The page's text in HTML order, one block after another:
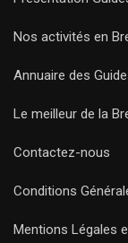
Nos activités en
Annuaire des
Le meilleur de la
Contactez-nous
Conditions
Mentions Légales